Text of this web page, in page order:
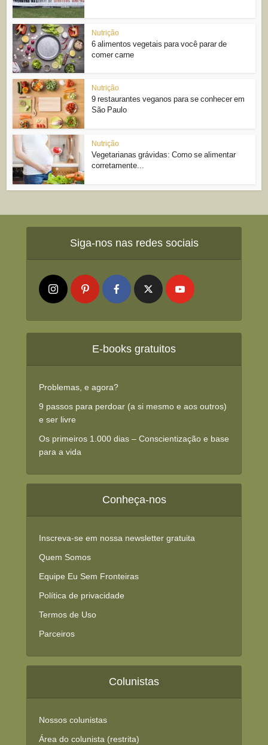
Nutrição
6 alimentos vegetais para você parar de
comer carne
Nutrição
9 restaurantes veganos para se conhecer em
São Paulo
Nutrição
Vegetarianas grávidas: Como se alimentar
corretamente...
Siga-nos nas redes sociais
E-books gratuitos
Problemas, e agora?
9 passos para perdoar (a si mesmo e aos outros)
e ser livre
Os primeiros 1.000 dias – Conscientização e base
para a vida
Conheça-nos
Inscreva-se em nossa newsletter gratuita
Quem Somos
Equipe Eu Sem Fronteiras
Política de privacidade
Termos de Uso
Parceiros
Colunistas
Nossos colunistas
Área do colunista (restrita)